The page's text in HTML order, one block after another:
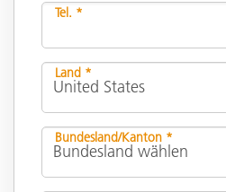
Tel. *
Land *
Bundesland/Kanton *